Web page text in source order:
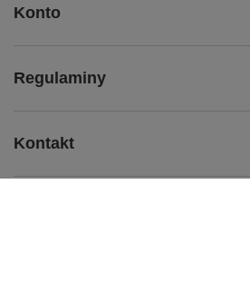
Konto
Regulaminy
Kontakt